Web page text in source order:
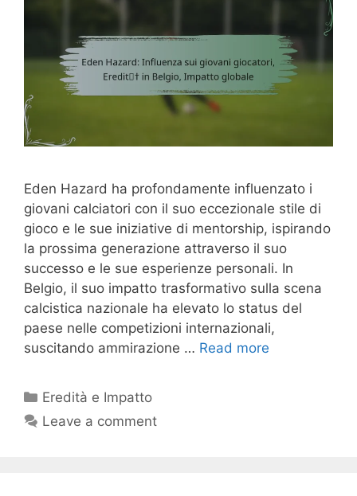
Eden Hazard ha profondamente influenzato i
giovani calciatori con il suo eccezionale stile di
gioco e le sue iniziative di mentorship, ispirando
la prossima generazione attraverso il suo
successo e le sue esperienze personali. In
Belgio, il suo impatto trasformativo sulla scena
calcistica nazionale ha elevato lo status del
paese nelle competizioni internazionali,
suscitando ammirazione … Read more
Categories
Eredità e Impatto
Leave a comment